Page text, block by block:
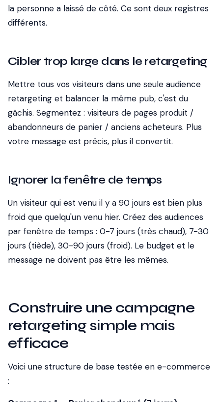
la personne a laissé de côté. Ce sont deux registres
différents.
Cibler trop large dans le retargeting
Mettre tous vos visiteurs dans une seule audience
retargeting et balancer la même pub, c'est du
gâchis. Segmentez : visiteurs de pages produit /
abandonneurs de panier / anciens acheteurs. Plus
votre message est précis, plus il convertit.
Ignorer la fenêtre de temps
Un visiteur qui est venu il y a 90 jours est bien plus
froid que quelqu'un venu hier. Créez des audiences
par fenêtre de temps : 0-7 jours (très chaud), 7-30
jours (tiède), 30-90 jours (froid). Le budget et le
message ne doivent pas être les mêmes.
Construire une campagne
retargeting simple mais
efficace
Voici une structure de base testée en e-commerce
: